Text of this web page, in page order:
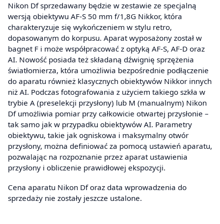
Nikon Df sprzedawany będzie w zestawie ze specjalną
wersją obiektywu AF-S 50 mm f/1,8G Nikkor, która
charakteryzuje się wykończeniem w stylu retro,
dopasowanym do korpusu. Aparat wyposażony został w
bagnet F i może współpracować z optyką AF-S, AF-D oraz
AI. Nowość posiada też składaną dźwignię sprzężenia
światłomierza, która umożliwia bezpośrednie podłączenie
do aparatu również klasycznych obiektywów Nikkor innych
niż AI. Podczas fotografowania z użyciem takiego szkła w
trybie A (preselekcji przysłony) lub M (manualnym) Nikon
Df umożliwia pomiar przy całkowicie otwartej przysłonie –
tak samo jak w przypadku obiektywów AI. Parametry
obiektywu, takie jak ogniskowa i maksymalny otwór
przysłony, można definiować za pomocą ustawień aparatu,
pozwalając na rozpoznanie przez aparat ustawienia
przysłony i obliczenie prawidłowej ekspozycji.
Cena aparatu Nikon Df oraz data wprowadzenia do
sprzedaży nie zostały jeszcze ustalone.